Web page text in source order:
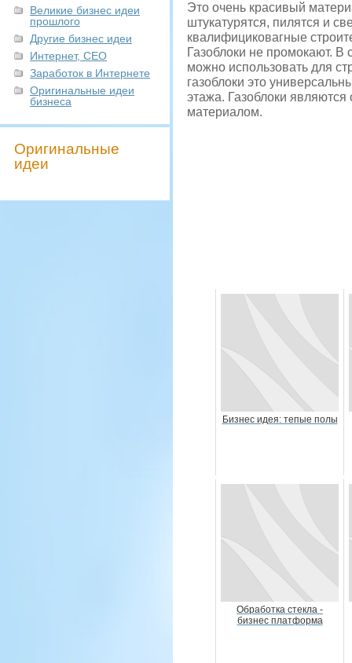
Великие бизнес идеи
прошлого
Другие бизнес идеи
Интернет, СЕО
Заработок в Интернете
Оригинальные идеи
бизнеса
Оригинальные
идеи
Это очень красивый
штукатурятся, пилятся и
квалифициковагные
Газоблоки не промокают. В
можно использовать для
газоблоки это
этажа. Газоблоки
материалом.
Бизнес идея: тепые полы
Обработка стекла -
бизнес платформа